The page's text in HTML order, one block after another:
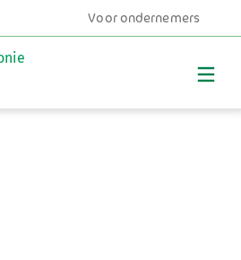
Voor ondernemers